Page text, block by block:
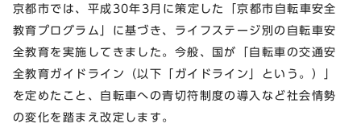
京都市では、平成30年3月に策定した「京都市自転車安全
教育プログラム」に基づき、ライフステージ別の自転車安
全教育を実施してきました。今般、国が「自転車の交通安
全教育ガイドライン（以下「ガイドライン」という。）」
を定めたこと、自転車への青切符制度の導入など社会情勢
の変化を踏まえ改定します。